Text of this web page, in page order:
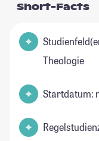
Short-Facts
Theologie
Startdatum: